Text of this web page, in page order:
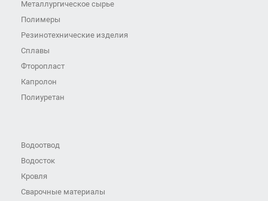
Металлургическое сырье
Полимеры
Резинотехнические изделия
Сплавы
Фторопласт
Капролон
Полиуретан
Водоотвод
Водосток
Кровля
Сварочные материалы